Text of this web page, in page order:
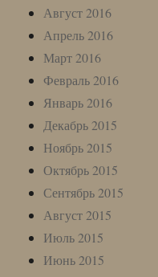
Август 2016
Апрель 2016
Март 2016
Февраль 2016
Январь 2016
Декабрь 2015
Ноябрь 2015
Октябрь 2015
Сентябрь 2015
Август 2015
Июль 2015
Июнь 2015